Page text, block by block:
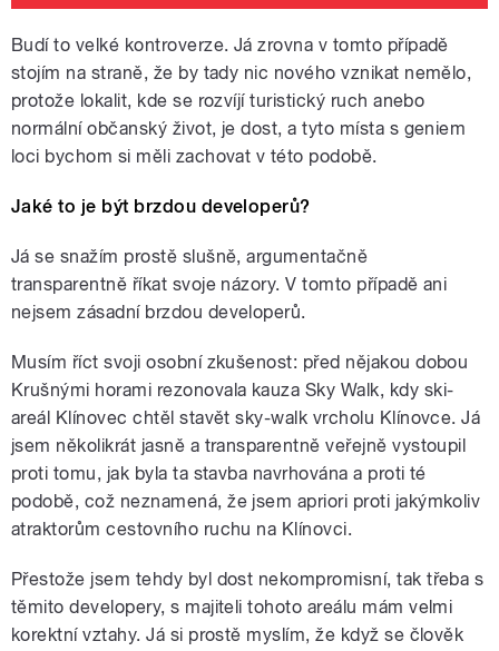
Budí to velké kontroverze. Já zrovna v tomto případě
stojím na straně, že by tady nic nového vznikat nemělo,
protože lokalit, kde se rozvíjí turistický ruch anebo
normální občanský život, je dost, a tyto místa s geniem
loci bychom si měli zachovat v této podobě.
Jaké to je být brzdou developerů?
Já se snažím prostě slušně, argumentačně
transparentně říkat svoje názory. V tomto případě ani
nejsem zásadní brzdou developerů.
Musím říct svoji osobní zkušenost: před nějakou dobou
Krušnými horami rezonovala kauza Sky Walk, kdy ski-
areál Klínovec chtěl stavět sky-walk vrcholu Klínovce. Já
jsem několikrát jasně a transparentně veřejně vystoupil
proti tomu, jak byla ta stavba navrhována a proti té
podobě, což neznamená, že jsem apriori proti jakýmkoliv
atraktorům cestovního ruchu na Klínovci.
Přestože jsem tehdy byl dost nekompromisní, tak třeba s
těmito developery, s majiteli tohoto areálu mám velmi
korektní vztahy. Já si prostě myslím, že když se člověk